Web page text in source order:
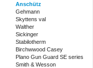
Anschütz
Gehmann
Skyttens val
Walther
Sickinger
Stabilotherm
Birchwwood Casey
Plano Gun Guard SE series
Smith & Wesson